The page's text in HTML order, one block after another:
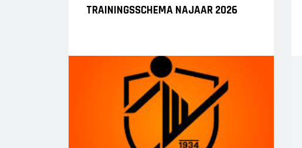
TRAININGSSCHEMA NAJAAR 2026